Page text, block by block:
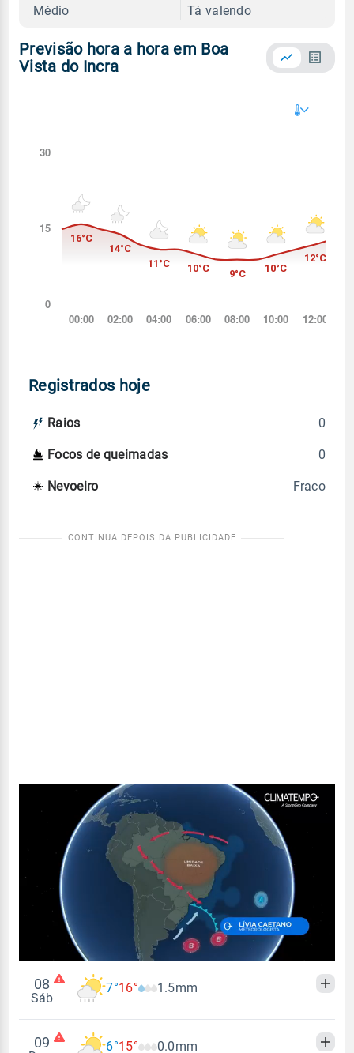
Médio Tá valendo
Previsão hora a hora em Boa
Vista do Incra
Registrados hoje
Raios 0
Focos de queimadas 0
Nevoeiro Fraco
08
Sáb
7°16° 1.5mm
09 6°15° 0.0mm